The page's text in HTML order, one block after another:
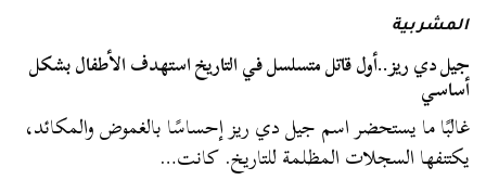
المشربية
جيل دي ريز..أول قاتل متسلسل في التاريخ استهدف الأطفال بشكل
أساسي
غالبًا ما يستحضر اسم جيل دي ريز إحساسًا بالغموض والمكائد،
يكتنفها السجلات المظلمة للتاريخ. كانت…